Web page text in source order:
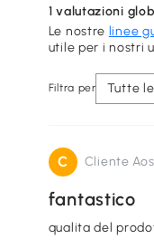
1 valutazioni
Le nostre linee
utile per i nostri
Filtra per Tutte
C Cliente
fantastico
qualita del